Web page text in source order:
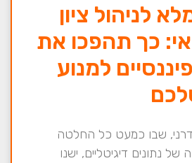
לניהול ציון
כך תהפכו את
למנוע
שבו כמעט כל החלטה
נתונים דיגיטליים, ישנו